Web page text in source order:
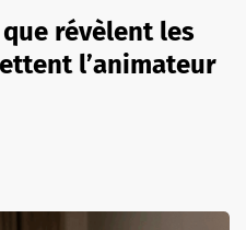
révèlent les
l’animateur